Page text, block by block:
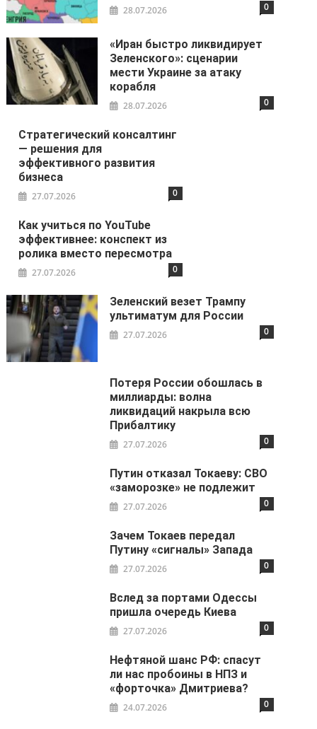
28.07.2026 0
«Иран быстро ликвидирует
Зеленского»: сценарии
мести Украине за атаку
корабля
28.07.2026 0
Стратегический консалтинг
— решения для
эффективного развития
бизнеса
27.07.2026 0
Как учиться по YouTube
эффективнее: конспект из
ролика вместо пересмотра
27.07.2026 0
Зеленский везет Трампу
ультиматум для России
27.07.2026 0
Потеря России обошлась в
миллиарды: волна
ликвидаций накрыла всю
Прибалтику
27.07.2026 0
Путин отказал Токаеву: СВО
«заморозке» не подлежит
27.07.2026 0
Зачем Токаев передал
Путину «сигналы» Запада
27.07.2026 0
Вслед за портами Одессы
пришла очередь Киева
27.07.2026 0
Нефтяной шанс РФ: спасут
ли нас пробоины в НПЗ и
«форточка» Дмитриева?
24.07.2026 0